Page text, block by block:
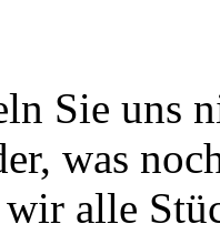
Sie uns
was
alle